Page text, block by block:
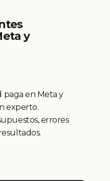
y
paga en Meta y
experto.
errores